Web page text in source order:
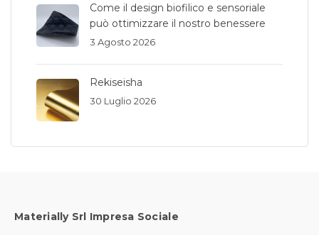
Come il design biofilico e sensoriale
può ottimizzare il nostro benessere
3 Agosto 2026
Rekiseisha
30 Luglio 2026
Materially Srl Impresa Sociale